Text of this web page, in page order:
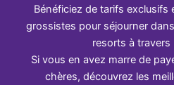
Bénéficiez de tarifs exclusifs
grossistes pour séjourner
resorts à travers
Si vous en avez marre de
chères, découvrez les